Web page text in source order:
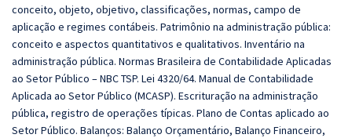
conceito, objeto, objetivo, classificações, normas, campo de
aplicação e regimes contábeis. Patrimônio na administração pública:
conceito e aspectos quantitativos e qualitativos. Inventário na
administração pública. Normas Brasileira de Contabilidade Aplicadas
ao Setor Público – NBC TSP. Lei 4320/64. Manual de Contabilidade
Aplicada ao Setor Público (MCASP). Escrituração na administração
pública, registro de operações típicas. Plano de Contas aplicado ao
Setor Público. Balanços: Balanço Orçamentário, Balanço Financeiro,